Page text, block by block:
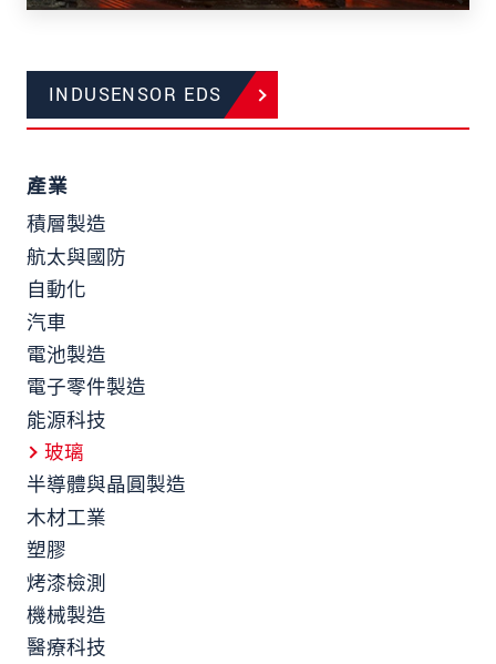
INDUSENSOR EDS
產業
積層製造
航太與國防
自動化
汽車
電池製造
電子零件製造
能源科技
玻璃
半導體與晶圓製造
木材工業
塑膠
烤漆檢測
機械製造
醫療科技